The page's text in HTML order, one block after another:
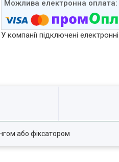
У компанії підключені
або фіксатором